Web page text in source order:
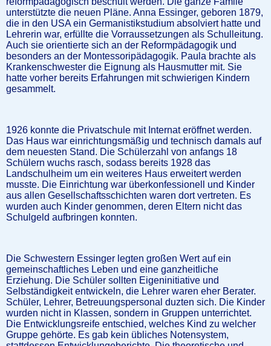
unterstützte die neuen Pläne. Anna Essinger, geboren 1879,
die in den USA ein Germanistikstudium absolviert hatte und
Lehrerin war, erfüllte die Vorraussetzungen als Schulleitung.
Auch sie orientierte sich an der Reformpädagogik und
besonders an der Montessoripädagogik. Paula brachte als
Krankenschwester die Eignung als Hausmutter mit. Sie
hatte vorher bereits Erfahrungen mit schwierigen Kindern
gesammelt.
1926 konnte die Privatschule mit Internat eröffnet werden.
Das Haus war einrichtungsmäßig und technisch damals auf
dem neuesten Stand. Die Schülerzahl von anfangs 18
Schülern wuchs rasch, sodass bereits 1928 das
Landschulheim um ein weiteres Haus erweitert werden
musste. Die Einrichtung war überkonfessionell und Kinder
aus allen Gesellschaftsschichten waren dort vertreten. Es
wurden auch Kinder genommen, deren Eltern nicht das
Schulgeld aufbringen konnten.
Die Schwestern Essinger legten großen Wert auf ein
gemeinschaftliches Leben und eine ganzheitliche
Erziehung. Die Schüler sollten Eigeninitiative und
Selbständigkeit entwickeln, die Lehrer waren eher Berater.
Schüler, Lehrer, Betreuungspersonal duzten sich. Die Kinder
wurden nicht in Klassen, sondern in Gruppen unterrichtet.
Die Entwicklungsreife entschied, welches Kind zu welcher
Gruppe gehörte. Es gab kein übliches Notensystem,